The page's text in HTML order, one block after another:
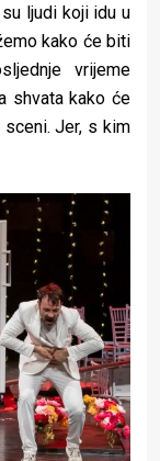
ljudi koji idu u
kako će biti
vrijeme
shvata kako će
Jer, s kim